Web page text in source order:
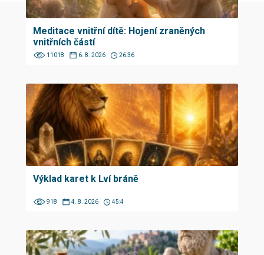
Meditace vnitřní dítě: Hojení zraněných
vnitřních částí
11018 6. 8. 2026 26:36
Výklad karet k Lví bráně
918 4. 8. 2026 45:4